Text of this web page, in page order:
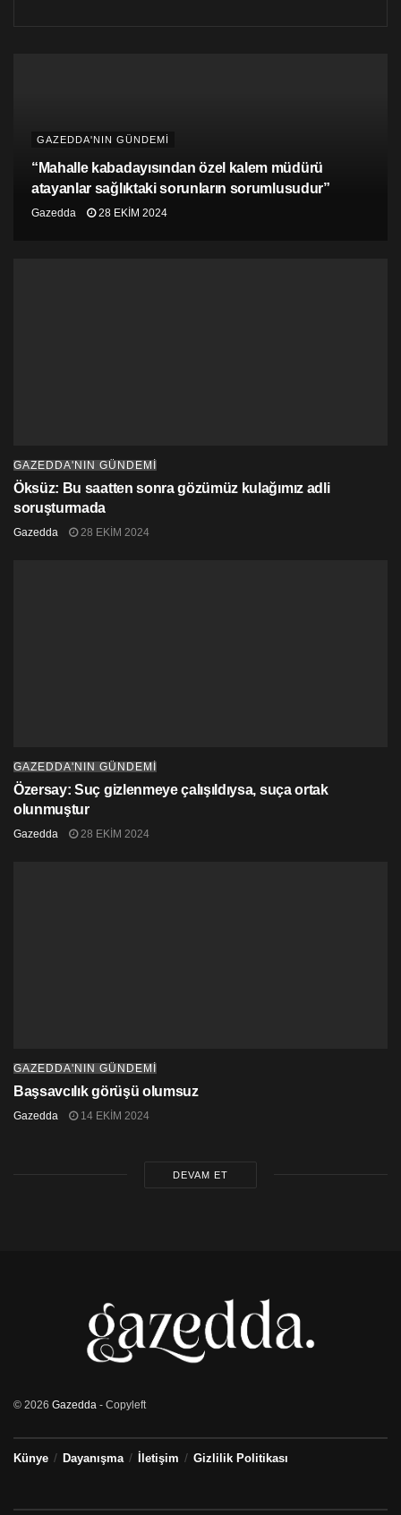
GAZEDDA'NIN GÜNDEMİ
“Mahalle kabadayısından özel kalem müdürü
atayanlar sağlıktaki sorunların sorumlusudur”
Gazedda 28 EKIM 2024
GAZEDDA'NIN GÜNDEMİ
Öksüz: Bu saatten sonra gözümüz kulağımız adli
soruşturmada
Gazedda 28 EKIM 2024
GAZEDDA'NIN GÜNDEMİ
Özersay: Suç gizlenmeye çalışıldıysa, suça ortak
olunmuştur
Gazedda 28 EKIM 2024
GAZEDDA'NIN GÜNDEMİ
Başsavcılık görüşü olumsuz
Gazedda 14 EKIM 2024
DEVAM ET
© 2026 Gazedda - Copyleft
Künye Dayanışma İletişim Gizlilik Politikası